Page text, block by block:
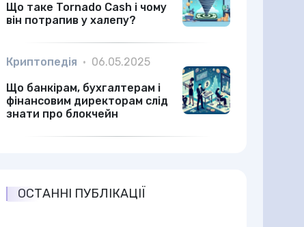
Що таке Tornado Cash і чому
він потрапив у халепу?
Криптопедія • 06.05.2025
Що банкірам, бухгалтерам і
фінансовим директорам слід
знати про блокчейн
ОСТАННІ ПУБЛІКАЦІЇ